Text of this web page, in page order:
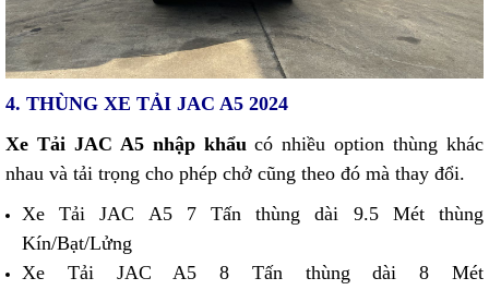
4. THÙNG XE TẢI JAC A5 2024
Xe Tải JAC A5 nhập khẩucó nhiều option thùng khác
nhau và tải trọng cho phép chở cũng theo đó mà thay đổi.
Xe Tải JAC A5 7 Tấn thùng dài 9.5 Mét thùng
Kín/Bạt/Lửng
Xe Tải JAC A5 8 Tấn thùng dài 8 Mét